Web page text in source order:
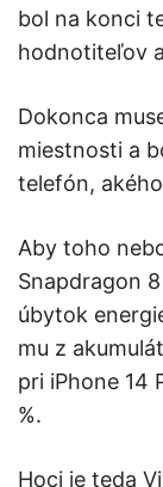
bol na konci
hodnotiteľov
Dokonca
miestnosti a
telefón,
Aby toho
Snapdragon
úbytok
mu z
pri iPhone 14
%.
Hoci je teda